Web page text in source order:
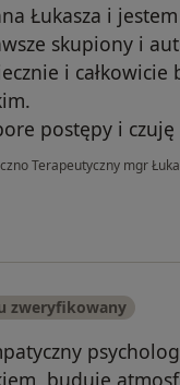
Łukasza i
skupiony i
i
postępy i
Terapeutyczny mgr
zweryfikowany
buduje